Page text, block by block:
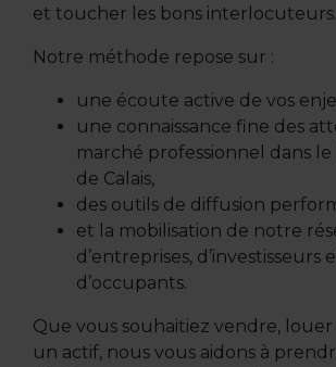
et toucher les bons interlocuteurs.
Notre méthode repose sur :
une écoute active de vos
une connaissance fine des
marché professionnel dans le
de Calais,
des outils de diffusion
et la mobilisation de notre
d’entreprises, d’investisseurs
d’occupants.
Que vous souhaitiez vendre,
un actif, nous vous aidons à